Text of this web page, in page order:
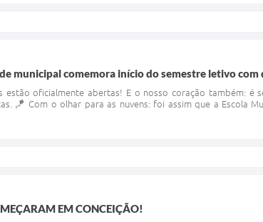
municipal comemora início do semestre letivo com
oficialmente abertas! E o nosso coração também: é
🪁 Com o olhar para as nuvens: foi assim que a Escola
EM CONCEIÇÃO!